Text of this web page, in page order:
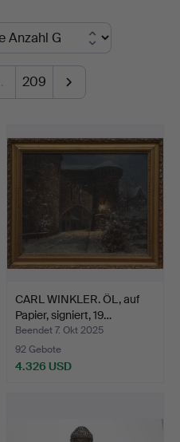
209
CARL WINKLER. ÖL, auf
Papier, signiert, 19…
Beendet 7. Okt 2025
92 Gebote
4.326 USD